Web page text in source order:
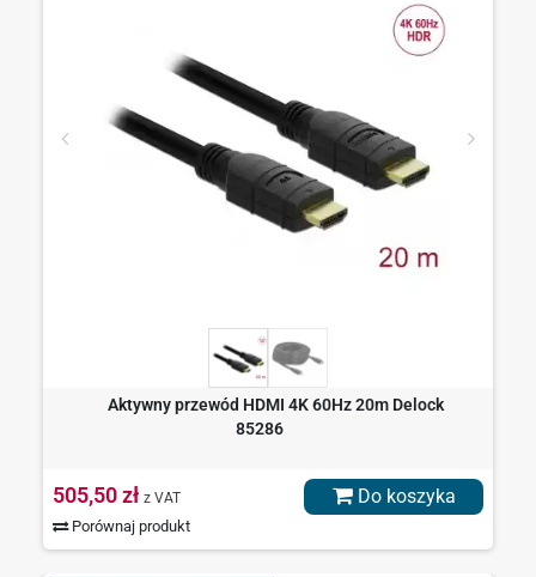
Aktywny przewód HDMI 4K 60Hz 20m Delock
85286
505,50 zł z VAT
Porównaj produkt
Do koszyka